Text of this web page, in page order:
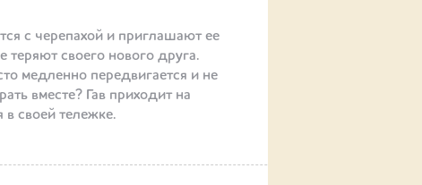
с черепахой и приглашают ее
теряют своего нового друга.
медленно передвигается и не
вместе? Гав приходит на
в своей тележке.